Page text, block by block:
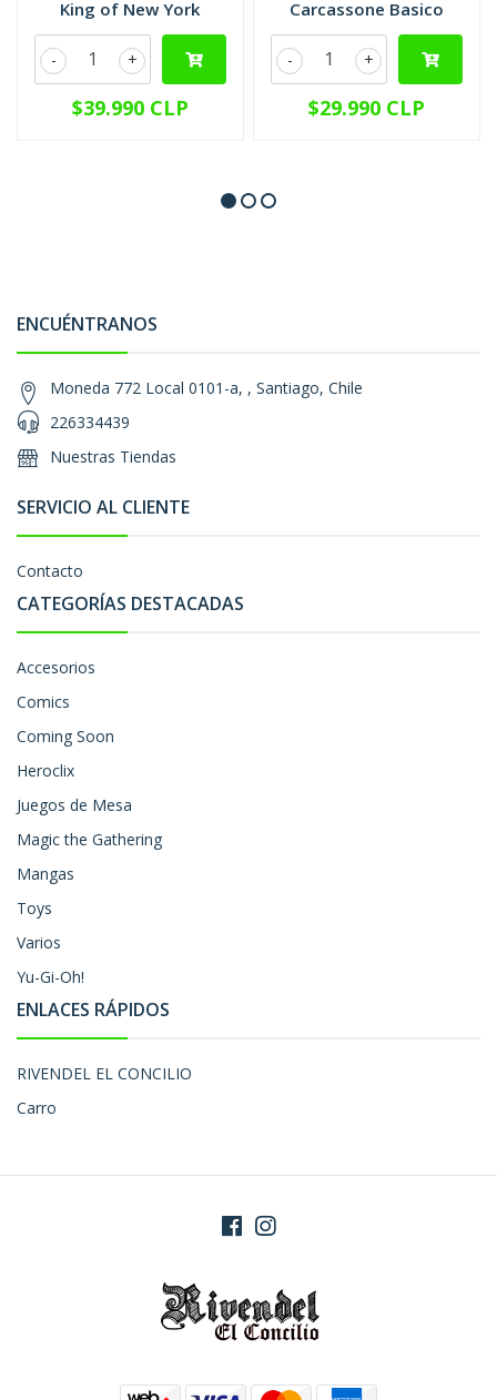
King of New York
+
-
$39.990 CLP
Carcassone Basico
+
-
$29.990 CLP
ENCUÉNTRANOS
Moneda 772 Local 0101-a, , Santiago, Chile
226334439
Nuestras Tiendas
SERVICIO AL CLIENTE
Contacto
CATEGORÍAS DESTACADAS
Accesorios
Comics
Coming Soon
Heroclix
Juegos de Mesa
Magic the Gathering
Mangas
Toys
Varios
Yu-Gi-Oh!
ENLACES RÁPIDOS
RIVENDEL EL CONCILIO
Carro